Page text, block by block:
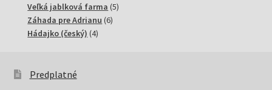
produktov
Veľká jablková farma 55
Záhada pre Adrianu 66
Hádajko (český) 44
Predplatné